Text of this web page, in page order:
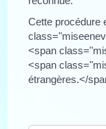
Cette procédure
<span
<span
étrangères.</